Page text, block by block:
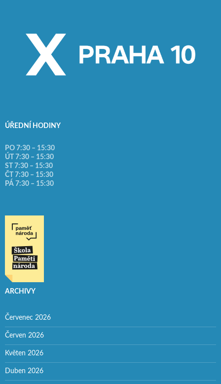
ÚŘEDNÍ HODINY
PO 7:30 – 15:30
ÚT 7:30 – 15:30
ST 7:30 – 15:30
ČT 7:30 – 15:30
PÁ 7:30 – 15:30
ARCHIVY
Červenec 2026
Červen 2026
Květen 2026
Duben 2026